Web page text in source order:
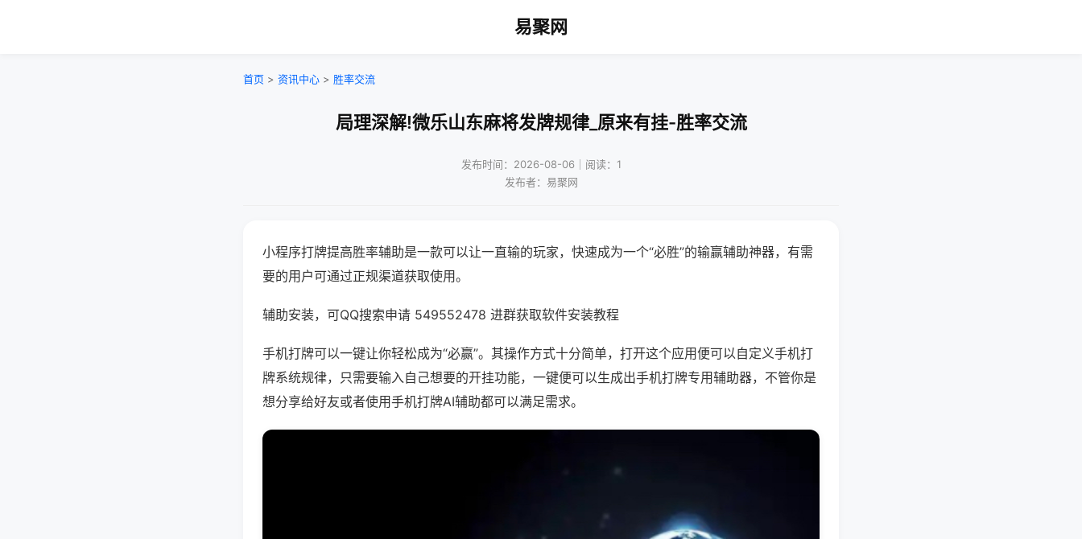
易聚网
首页 > 资讯中心 > 胜率交流
局理深解!微乐山东麻将发牌规律_原来有挂-胜率交流
发布时间：2026-08-06｜阅读：1
发布者：易聚网
小程序打牌提高胜率辅助是一款可以让一直输的玩家，快速成为一个“必胜”的输赢辅助神器，有需
要的用户可通过正规渠道获取使用。
辅助安装，可QQ搜索申请 549552478 进群获取软件安装教程
手机打牌可以一键让你轻松成为“必赢”。其操作方式十分简单，打开这个应用便可以自定义手机打
牌系统规律，只需要输入自己想要的开挂功能，一键便可以生成出手机打牌专用辅助器，不管你是
想分享给好友或者使用手机打牌AI辅助都可以满足需求。